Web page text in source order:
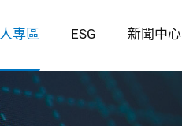
專區 ESG 新聞中心